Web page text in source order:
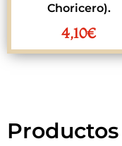
Choricero).
4,10€